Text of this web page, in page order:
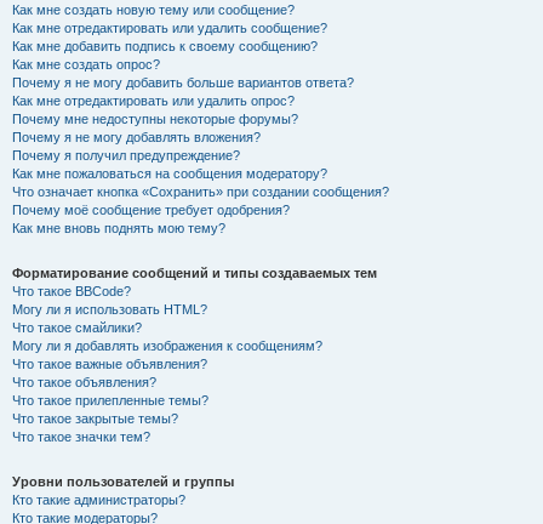
Как мне создать новую тему или сообщение?
Как мне отредактировать или удалить сообщение?
Как мне добавить подпись к своему сообщению?
Как мне создать опрос?
Почему я не могу добавить больше вариантов ответа?
Как мне отредактировать или удалить опрос?
Почему мне недоступны некоторые форумы?
Почему я не могу добавлять вложения?
Почему я получил предупреждение?
Как мне пожаловаться на сообщения модератору?
Что означает кнопка «Сохранить» при создании сообщения?
Почему моё сообщение требует одобрения?
Как мне вновь поднять мою тему?
Форматирование сообщений и типы создаваемых тем
Что такое BBCode?
Могу ли я использовать HTML?
Что такое смайлики?
Могу ли я добавлять изображения к сообщениям?
Что такое важные объявления?
Что такое объявления?
Что такое прилепленные темы?
Что такое закрытые темы?
Что такое значки тем?
Уровни пользователей и группы
Кто такие администраторы?
Кто такие модераторы?